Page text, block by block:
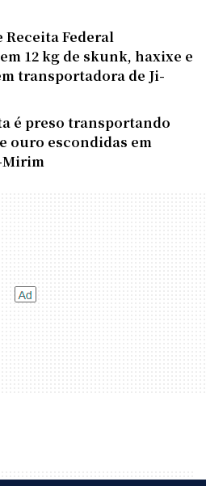
Receita Federal
12 kg de skunk, haxixe e
transportadora de Ji-
é preso transportando
ouro escondidas em
Mirim